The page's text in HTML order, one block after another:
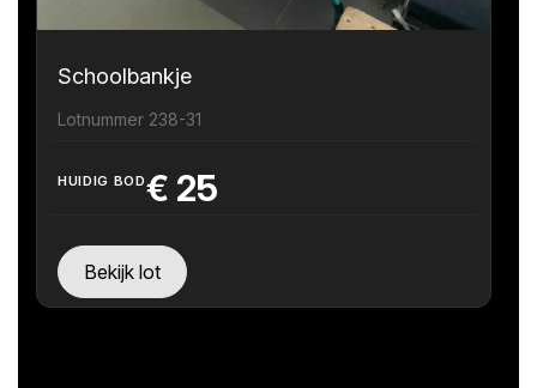
Schoolbankje
Lotnummer 238-31
HUIDIG BOD€ 25
Bekijk lot